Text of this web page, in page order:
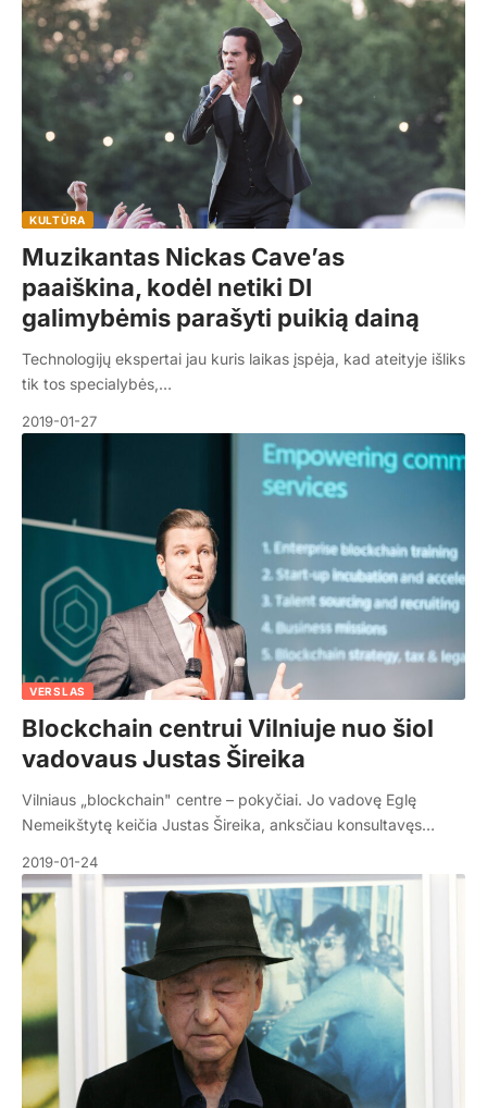
KULTŪRA
Muzikantas Nickas Cave’as
paaiškina, kodėl netiki DI
galimybėmis parašyti puikią dainą
Technologijų ekspertai jau kuris laikas įspėja, kad ateityje išliks
tik tos specialybės,…
2019-01-27
VERSLAS
Blockchain centrui Vilniuje nuo šiol
vadovaus Justas Šireika
Vilniaus „blockchain" centre – pokyčiai. Jo vadovę Eglę
Nemeikštytę keičia Justas Šireika, anksčiau konsultavęs…
2019-01-24